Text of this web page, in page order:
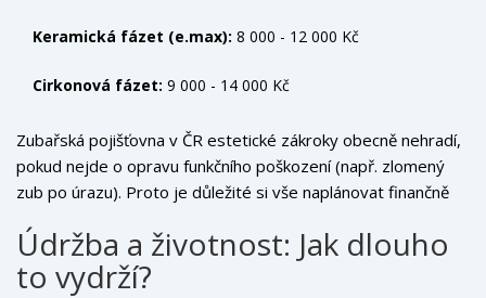
Keramická fázet (e.max): 8 000 - 12 000 Kč
Cirkonová fázet: 9 000 - 14 000 Kč
Zubařská pojišťovna v ČR estetické zákroky obecně nehradí,
pokud nejde o opravu funkčního poškození (např. zlomený
zub po úrazu). Proto je důležité si vše naplánovat finančně
Údržba a životnost: Jak dlouho
to vydrží?